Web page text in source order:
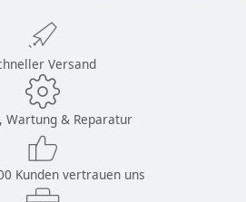
Versand
Wartung & Reparatur
Kunden vertrauen uns